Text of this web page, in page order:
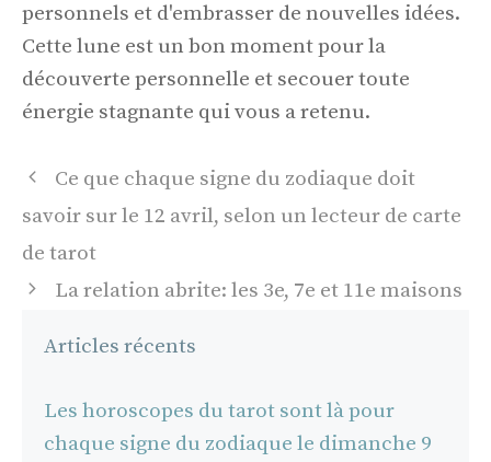
personnels et d'embrasser de nouvelles idées.
Cette lune est un bon moment pour la
découverte personnelle et secouer toute
énergie stagnante qui vous a retenu.
Navigation
Ce que chaque signe du zodiaque doit
savoir sur le 12 avril, selon un lecteur de carte
de tarot
La relation abrite: les 3e, 7e et 11e maisons
Articles récents
Les horoscopes du tarot sont là pour
chaque signe du zodiaque le dimanche 9